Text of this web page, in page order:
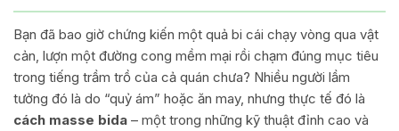
Bạn đã bao giờ chứng kiến một quả bi cái chạy vòng qua vật
cản, lượn một đường cong mềm mại rồi chạm đúng mục tiêu
trong tiếng trầm trồ của cả quán chưa? Nhiều người lầm
tưởng đó là do “quỷ ám” hoặc ăn may, nhưng thực tế đó là
cách masse bida – một trong những kỹ thuật đỉnh cao và